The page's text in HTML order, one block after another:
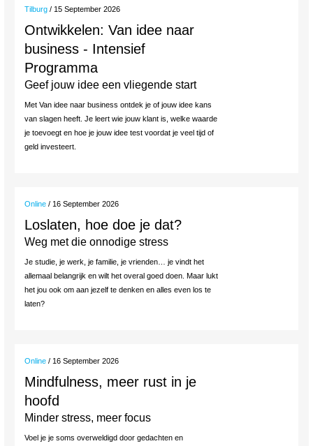
Tilburg / 15 September 2026
Ontwikkelen: Van idee naar
business - Intensief
Programma
Geef jouw idee een vliegende start
Met Van idee naar business ontdek je of jouw idee kans
van slagen heeft. Je leert wie jouw klant is, welke waarde
je toevoegt en hoe je jouw idee test voordat je veel tijd of
geld investeert.
Online / 16 September 2026
Loslaten, hoe doe je dat?
Weg met die onnodige stress
Je studie, je werk, je familie, je vrienden… je vindt het
allemaal belangrijk en wilt het overal goed doen. Maar lukt
het jou ook om aan jezelf te denken en alles even los te
laten?
Online / 16 September 2026
Mindfulness, meer rust in je
hoofd
Minder stress, meer focus
Voel je je soms overweldigd door gedachten en